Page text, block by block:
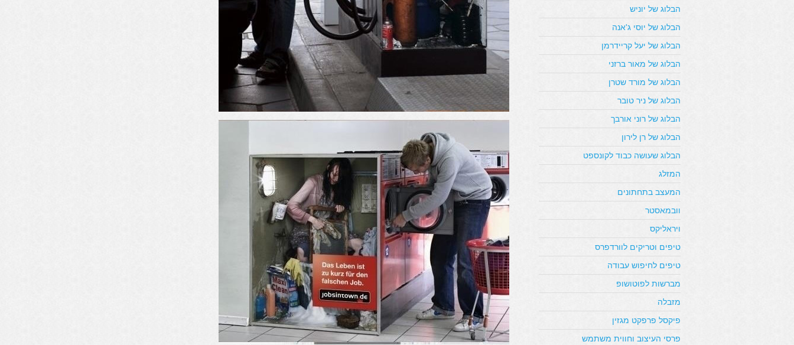
הבלוג של יוניש
הבלוג של יוסי ג'אנה
הבלוג של יעל קריידרמן
הבלוג של מאור ברזני
הבלוג של מורד שטרן
הבלוג של ניר טובר
הבלוג של רוני אורבך
הבלוג של רן לירון
הבלוג שעושה כבוד לקונספט
המזלג
המעצב בתחתונים
וובמאסטר
ויראליקס
טיפים וטריקים לוורדפרס
טיפים לחיפוש עבודה
מברשות לפוטושופ
מזבלה
פיקסל פרפקט מגזין
פרסי העיצוב וחווית משתמש